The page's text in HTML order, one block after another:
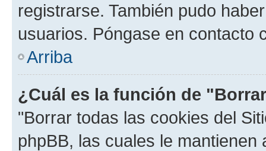
registrarse. También pudo
usuarios. Póngase en contacto
Arriba
¿Cuál es la función de
"Borrar todas las cookies del
phpBB, las cuales le